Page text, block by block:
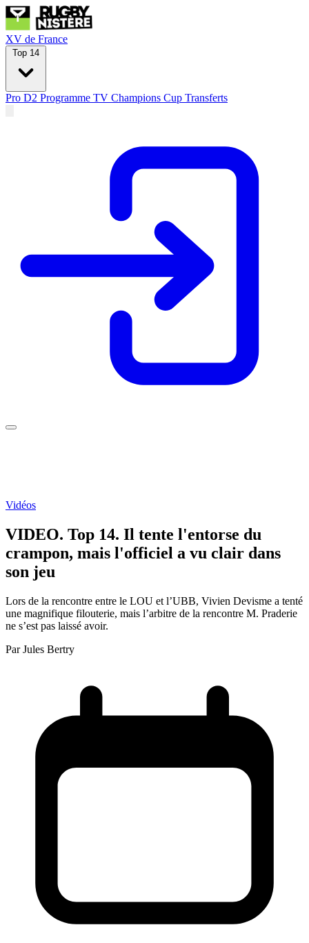
XV de France
Top 14
Pro D2 Programme TV Champions Cup Transferts
Vidéos
VIDEO. Top 14. Il tente l'entorse du
crampon, mais l'officiel a vu clair dans
son jeu
Lors de la rencontre entre le LOU et l’UBB, Vivien Devisme a tenté
une magnifique filouterie, mais l’arbitre de la rencontre M. Praderie
ne s’est pas laissé avoir.
Par Jules Bertry